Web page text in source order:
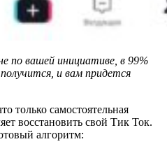
по вашей инициативе, в 99%
и вам придется
только самостоятельная
восстановить свой Тик Ток.
алгоритм: